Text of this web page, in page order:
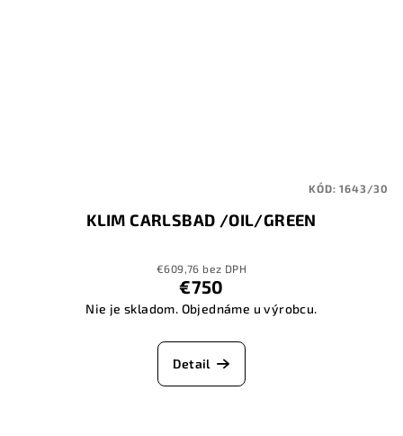
KLIM CARLSBAD /OIL/GREEN
€609,76 bez DPH
€750
Nie je skladom. Objednáme u výrobcu.
Detail
KÓD:1643/30